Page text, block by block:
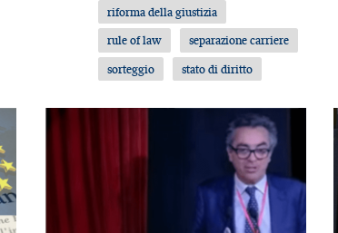
riforma della giustizia
rule of law
separazione carriere
sorteggio
stato di diritto